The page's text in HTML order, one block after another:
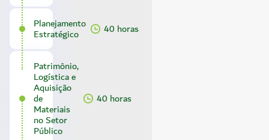
Planejamento
Estratégico 40 horas
Patrimônio,
Logística e
Aquisição
de
Materiais
no Setor
Público
40 horas